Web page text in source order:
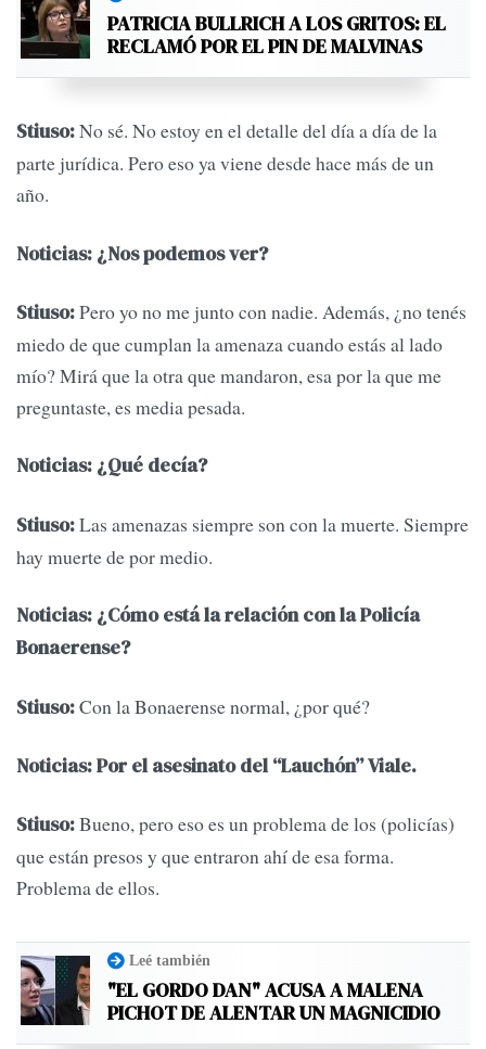
PATRICIA BULLRICH A LOS GRITOS: EL
RECLAMÓ POR EL PIN DE MALVINAS
Stiuso:No sé. No estoy en el detalle del día a día de la
parte jurídica. Pero eso ya viene desde hace más de un
año.
Noticias: ¿Nos podemos ver?
Stiuso:Pero yo no me junto con nadie. Además, ¿no tenés
miedo de que cumplan la amenaza cuando estás al lado
mío? Mirá que la otra que mandaron, esa por la que me
preguntaste, es media pesada.
Noticias: ¿Qué decía?
Stiuso:Las amenazas siempre son con la muerte. Siempre
hay muerte de por medio.
Noticias: ¿Cómo está la relación con la Policía
Bonaerense?
Stiuso:Con la Bonaerense normal, ¿por qué?
Noticias: Por el asesinato del “Lauchón” Viale.
Stiuso:Bueno, pero eso es un problema de los (policías)
que están presos y que entraron ahí de esa forma.
Problema de ellos.
Leé también
"EL GORDO DAN" ACUSA A MALENA
PICHOT DE ALENTAR UN MAGNICIDIO